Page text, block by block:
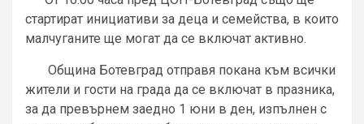
стартират инициативи за деца и семейства, в които
малчуганите ще могат да се включат активно.
Община Ботевград отправя покана към всички
жители и гости на града да се включат в празника,
за да превърнем заедно 1 юни в ден, изпълнен с